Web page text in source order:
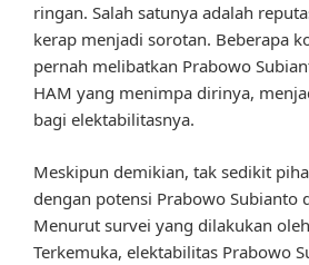
ringan. Salah satunya adalah
kerap menjadi sorotan. Beberapa
pernah melibatkan Prabowo
HAM yang menimpa dirinya,
bagi elektabilitasnya.
Meskipun demikian, tak sedikit
dengan potensi Prabowo Subianto
Menurut survei yang dilakukan
Terkemuka, elektabilitas Prabowo